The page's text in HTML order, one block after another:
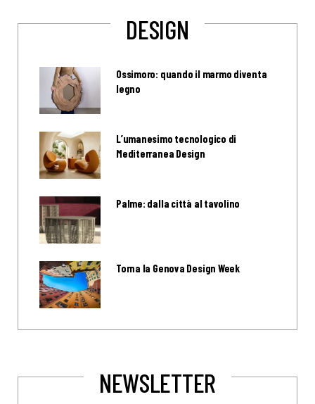
DESIGN
Ossimoro: quando il marmo diventa
legno
L’umanesimo tecnologico di
Mediterranea Design
Palme: dalla città al tavolino
Torna la Genova Design Week
NEWSLETTER